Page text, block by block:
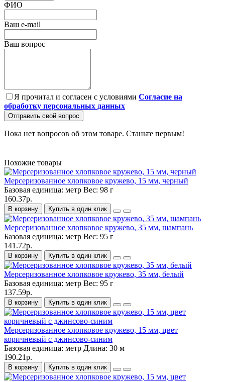
ФИО
Ваш e-mail
Ваш вопрос
Я прочитал и согласен с условиями Согласие на
обработку персональных данных
Отправить свой вопрос
Пока нет вопросов об этом товаре. Станьте первым!
Похожие товары
Мерсеризованное хлопковое кружево, 15 мм, черный
Базовая единица: метр Вес: 98 г
160.37р.
В корзину Купить в один клик
Мерсеризованное хлопковое кружево, 35 мм, шампань
Базовая единица: метр Вес: 95 г
141.72р.
В корзину Купить в один клик
Мерсеризованное хлопковое кружево, 35 мм, белый
Базовая единица: метр Вес: 95 г
137.59р.
В корзину Купить в один клик
Мерсеризованное хлопковое кружево, 15 мм, цвет
коричневый с джинсово-синим
Базовая единица: метр Длина: 30 м
190.21р.
В корзину Купить в один клик